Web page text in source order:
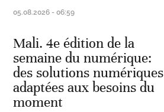
05.08.2026 - 06:59
Mali. 4e édition de la
semaine du numérique:
des solutions numériques
adaptées aux besoins du
moment